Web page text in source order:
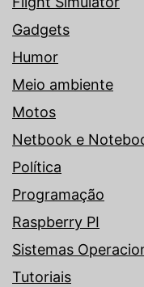
Gadgets
Humor
Meio ambiente
Motos
Netbook e
Política
Programação
Raspberry PI
Sistemas
Tutoriais